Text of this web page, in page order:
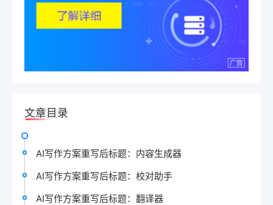
文章目录
AI写作方案重写后标题：内容生成器
AI写作方案重写后标题：校对助手
AI写作方案重写后标题：翻译器